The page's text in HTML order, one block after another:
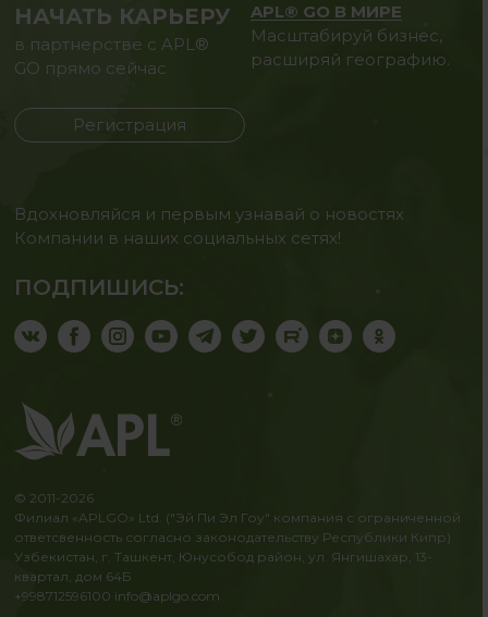
НАЧАТЬ КАРЬЕРУ
в партнерстве с APL®
GO прямо сейчас
Регистрация
APL® GO В МИРЕ
Масштабируй бизнес,
расширяй географию.
Вдохновляйся и первым узнавай о новостях
Компании в наших социальных сетях!
ПОДПИШИСЬ:
© 2011-2026
Филиал «APLGO» Ltd. ("Эй Пи Эл Гоу" компания с ограниченной
ответсвенность согласно законодательству Республики Кипр)
Узбекистан, г. Ташкент, Юнусобод район, ул. Янгишахар, 13-
квартал, дом 64Б
+998712596100 info@aplgo.com